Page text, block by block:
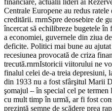
financiare, actualii lideri ai
Centrale Europene au redus
creditării. rnrnSpre deosebire de
încercat să echilibreze bugetele în
a economiei, guvernele din ziua
deficite. Politici mai bune au
recesiunea provocată de criza
trecută.rnrnIstoricii viitorului ne
finalul celei de-a treia depresiuni,
din 1933 nu a fost sfârşitul Marii
şomajul – în special cel pe
cu mult timp în urmă, ar fi fost
prezintă semne de scădere prea